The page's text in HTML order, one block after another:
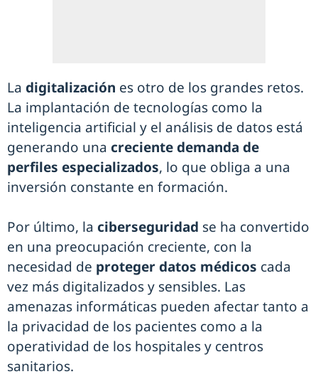
La digitalización es otro de los grandes retos.
La implantación de tecnologías como la
inteligencia artificial y el análisis de datos está
generando una creciente demanda de
perfiles especializados, lo que obliga a una
inversión constante en formación.
Por último, la ciberseguridad se ha convertido
en una preocupación creciente, con la
necesidad de proteger datos médicos cada
vez más digitalizados y sensibles. Las
amenazas informáticas pueden afectar tanto a
la privacidad de los pacientes como a la
operatividad de los hospitales y centros
sanitarios.